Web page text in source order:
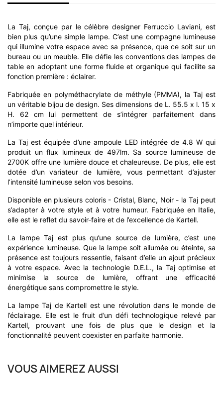
La Taj, conçue par le célèbre designer Ferruccio Laviani, est
bien plus qu’une simple lampe. C’est une compagne lumineuse
qui illumine votre espace avec sa présence, que ce soit sur un
bureau ou un meuble. Elle défie les conventions des lampes de
table en adoptant une forme fluide et organique qui facilite sa
fonction première : éclairer.
Fabriquée en polyméthacrylate de méthyle (PMMA), la Taj est
un véritable bijou de design. Ses dimensions de L. 55.5 x l. 15 x
H. 62 cm lui permettent de s’intégrer parfaitement dans
n’importe quel intérieur.
La Taj est équipée d’une ampoule LED intégrée de 4.8 W qui
produit un flux lumineux de 497lm. Sa source lumineuse de
2700K offre une lumière douce et chaleureuse. De plus, elle est
dotée d’un variateur de lumière, vous permettant d’ajuster
l’intensité lumineuse selon vos besoins.
Disponible en plusieurs coloris - Cristal, Blanc, Noir - la Taj peut
s’adapter à votre style et à votre humeur. Fabriquée en Italie,
elle est le reflet du savoir-faire et de l’excellence de Kartell.
La lampe Taj est plus qu’une source de lumière, c’est une
expérience lumineuse. Que la lampe soit allumée ou éteinte, sa
présence est toujours ressentie, faisant d’elle un ajout précieux
à votre espace. Avec la technologie D.E.L., la Taj optimise et
minimise la source de lumière, offrant une efficacité
énergétique sans compromettre le style.
La lampe Taj de Kartell est une révolution dans le monde de
l’éclairage. Elle est le fruit d’un défi technologique relevé par
Kartell, prouvant une fois de plus que le design et la
fonctionnalité peuvent coexister en parfaite harmonie.
VOUS AIMEREZ AUSSI